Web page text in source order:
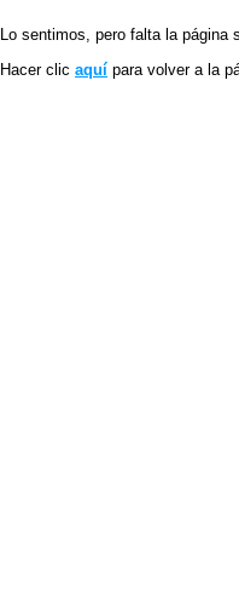
Lo sentimos, pero falta la página
Hacer clic aquí para volver a la